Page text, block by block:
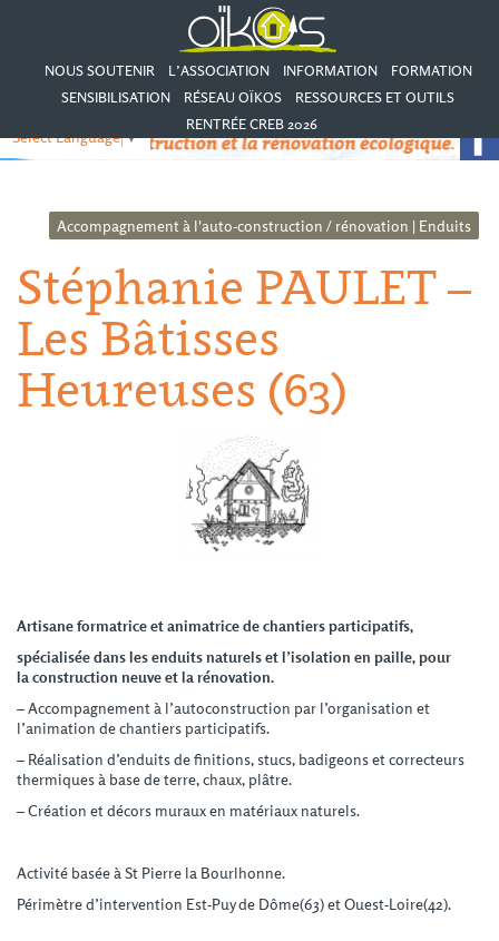
NOUS SOUTENIR L’ASSOCIATION INFORMATION
FORMATION
SENSIBILISATION
RÉSEAU OÏKOS
RESSOURCES ET OUTILS
RENTRÉE CREB 2026
Select Language▼
Accompagnement à l'auto-construction / rénovation | Enduits
Stéphanie PAULET –
Les Bâtisses
Heureuses (63)
Artisaneformatrice et animatrice de chantiers participatifs,
spécialisée dans les enduitsnaturelset l’isolation en paille,pour
laconstruction neuve etla rénovation.
– Accompagnement à l’autoconstruction par l’organisation et
l’animation de chantiers participatifs.
– Réalisation d’enduits de finitions, stucs, badigeons et correcteurs
thermiques à base de terre, chaux, plâtre.
– Création et décors muraux en matériaux naturels.
Activité basée à St Pierre la Bourlhonne.
Périmètre d’intervention Est-Puy de Dôme(63) et Ouest-Loire(42).